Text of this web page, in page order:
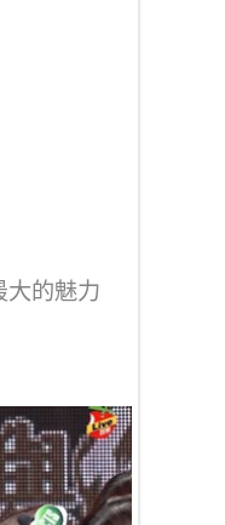
大的魅力